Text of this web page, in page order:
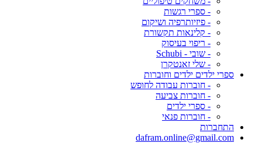
- ספרי רגשות
- פיזיותרפיה ושיקום
- קלינאות תקשורת
- ריפוי בעיסוק
- שובי - Schubi
- שלי זאנטקרן
ספרי ילדים ילדים וחוברות
- חוברות עבודה לחופש
- חוברות צביעה
- ספרי ילדים
- חוברות פנאי
התחברות
dafram.online@gmail.com